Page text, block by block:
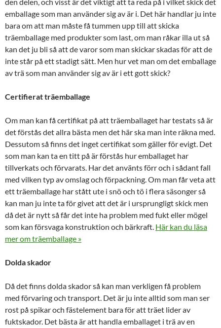
emballage som man använder sig av är i. Det här handlar ju inte
bara om att man måste få tummen upp till att skicka
träemballage med produkter som last, om man råkar illa ut så
kan det ju bli så att de varor som man skickar skadas för att de
inte står på ett stadigt sätt. Men hur vet man om det emballage
av trä som man använder sig av är i ett gott skick?
Certifierat träemballage
Om man kan få certifikat på att träemballaget har testats så är
det förstås det allra bästa men det här ska man inte räkna med.
Dessutom så finns det inget certifikat som gäller för evigt. Det
som man kan ta en titt på är förstås hur emballaget har
tillverkats och förvarats. Har det använts förr och i sådant fall
med vilken typ av omslag och förpackning. Om man får veta att
ett träemballage har stått ute i snö och tö i flera säsonger så
kan man ju inte ta för givet att det är i ursprungligt skick men
då det är nytt så får det inte ha problem med fukt eller mögel
som kan försvaga konstruktion och bärkraft. Här kan du läsa
mer om träemballage »
Dolda skador
Då det finns dolda skador så kan man verkligen få problem
med förvaring och transport. Det är ju inte alltid som man ser
rost på spikar och fästelement bara för att träet lider av
fuktskador. Det bästa är att handla emballaget i trä av en